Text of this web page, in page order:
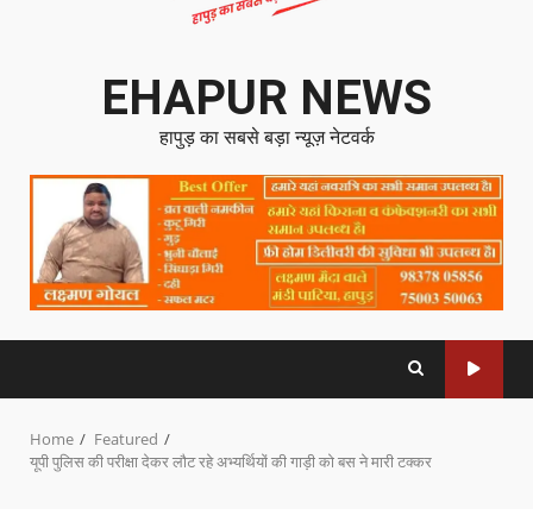
EHAPUR NEWS
हापुड़ का सबसे बड़ा न्यूज़ नेटवर्क
Home
Featured
यूपी पुलिस की परीक्षा देकर लौट रहे अभ्यर्थियों की गाड़ी को बस ने मारी टक्कर